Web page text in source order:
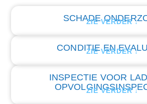
SCHADEZIE VERDER ↓
CONDITIE EN
ZIE VERDER ↓
INSPECTIE VOOR
ZIE VERDER ↓